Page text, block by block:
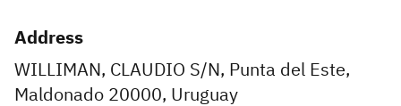
Address
WILLIMAN, CLAUDIO S/N, Punta del Este,
Maldonado 20000, Uruguay